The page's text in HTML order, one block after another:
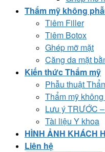
Thẩm mỹ không
Tiêm Filler
Tiêm Botox
Ghép mỡ mặt
Căng da mặt
Kiến thức Thẩm mỹ
Phẫu thuật
Thẩm mỹ
Lưu ý TRƯỚC
Tài liệu Y khoa
HÌNH ẢNH KHÁCH
Liên hệ